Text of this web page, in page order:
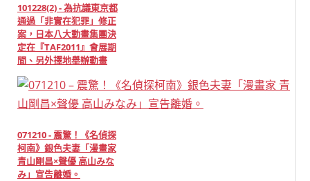
101228(2) - 為抗議東京都
通過「非實在犯罪」修正
案，日本八大動畫集團決
定在『TAF2011』會展期
間、另外擇地舉辦動畫
展。
071210 - 震驚！《名偵探
柯南》銀色夫妻「漫畫家
青山剛昌×聲優 高山みな
み」宣告離婚。